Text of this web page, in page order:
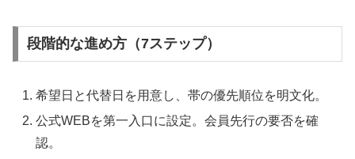
段階的な進め方（7ステップ）
希望日と代替日を用意し、帯の優先順位を明文化。
公式WEBを第一入口に設定。会員先行の要否を確
認。